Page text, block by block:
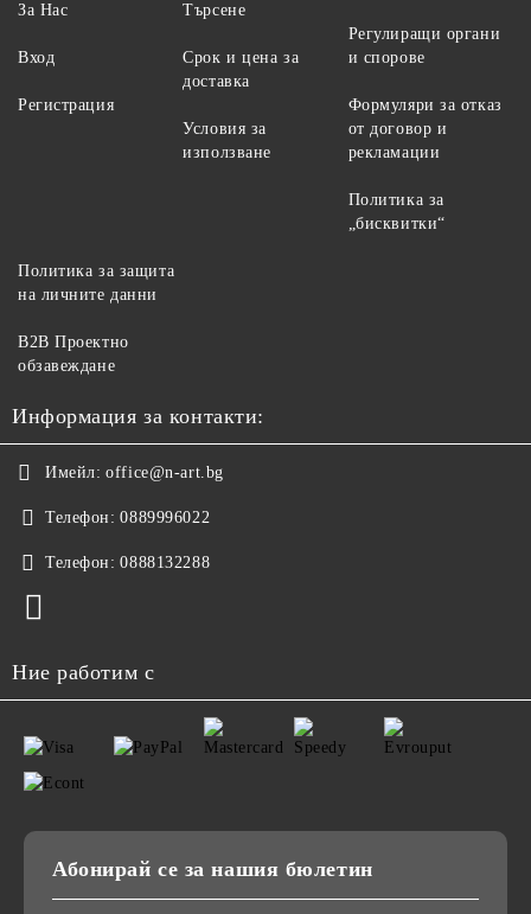
За Нас
Вход
Регистрация
Търсене
Срок и цена за
доставка
Условия за
използване
Регулиращи органи
и спорове
Формуляри за отказ
от договор и
рекламации
Политика за
„бисквитки“
Политика за защита
на личните данни
B2B Проектно
обзавеждане
Информация за контакти:
Имейл: office@n-art.bg
Телефон: 0889996022
Телефон: 0888132288
Ние работим с
Абонирай се за нашия бюлетин